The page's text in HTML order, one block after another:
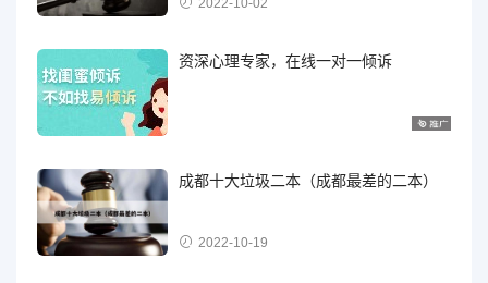
2022-10-02
资深心理专家，在线一对一倾诉
成都十大垃圾二本（成都最差的二本）
2022-10-19